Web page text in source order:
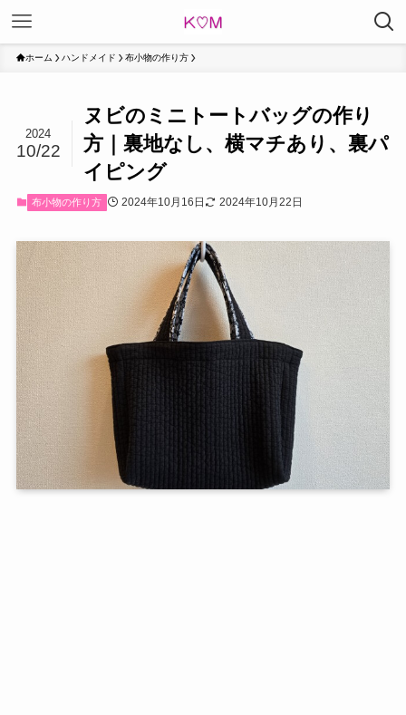
ホーム ハンドメイド 布小物の作り方
ヌビのミニトートバッグの作り
方｜裏地なし、横マチあり、裏パ
イピング
2024
10/22
布小物の作り方 2024年10月16日 2024年10月22日